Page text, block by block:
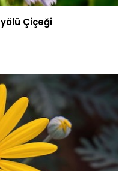
Çiçeği